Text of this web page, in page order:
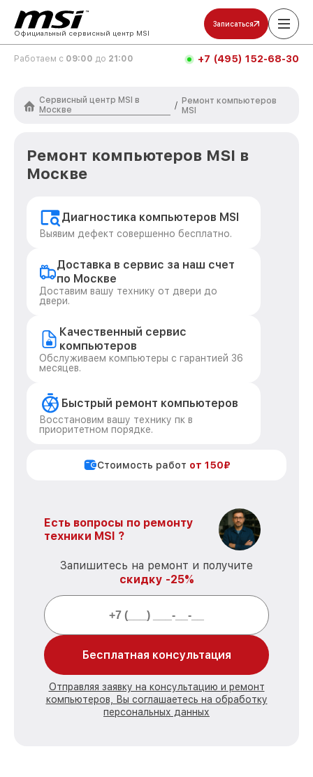
Официальный сервисный центр MSI
Записаться
Работаем с 09:00 до 21:00 +7 (495) 152-68-30
Сервисный центр MSI в
Москве
/ Ремонт компьютеров
MSI
Ремонт компьютеров MSI в
Москве
Диагностика компьютеров MSI
Выявим дефект совершенно бесплатно.
Доставка в сервис за наш счет
по Москве
Доставим вашу технику от двери до
двери.
Качественный сервис
компьютеров
Обслуживаем компьютеры с гарантией 36
месяцев.
Быстрый ремонт компьютеров
Восстановим вашу технику пк в
приоритетном порядке.
Стоимость работ от 150₽
Есть вопросы по ремонту
техники MSI ?
Запишитесь на ремонт и получите
скидку -25%
Бесплатная консультация
Отправляя заявку на консультацию и ремонт
компьютеров, Вы соглашаетесь на обработку
персональных данных